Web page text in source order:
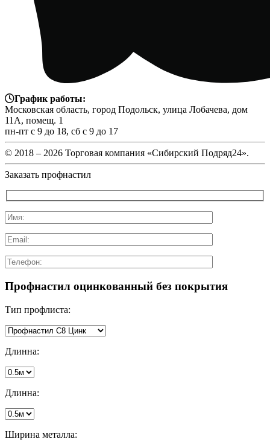
График работы:
Московская область, город Подольск, улица Лобачева, дом
11А, помещ. 1
пн-пт с 9 до 18, сб с 9 до 17
© 2018 – 2026 Торговая компания «Сибирский Подряд24».
Заказать профнастил
Профнастил оцинкованный без покрытия
Тип профлиста:
Длинна:
Длинна:
Ширина металла: